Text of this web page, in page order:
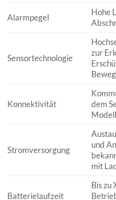
Alarmpegel
Hohe
Sensortechnologie
zur
Konnektivität
dem
Stromversorgung
und
mit
Batterielaufzeit
Bis zu